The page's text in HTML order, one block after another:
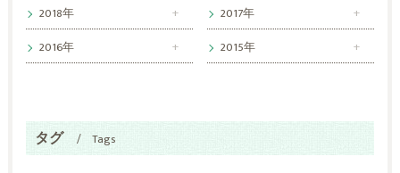
2018年
2017年
2016年
2015年
タグ Tags